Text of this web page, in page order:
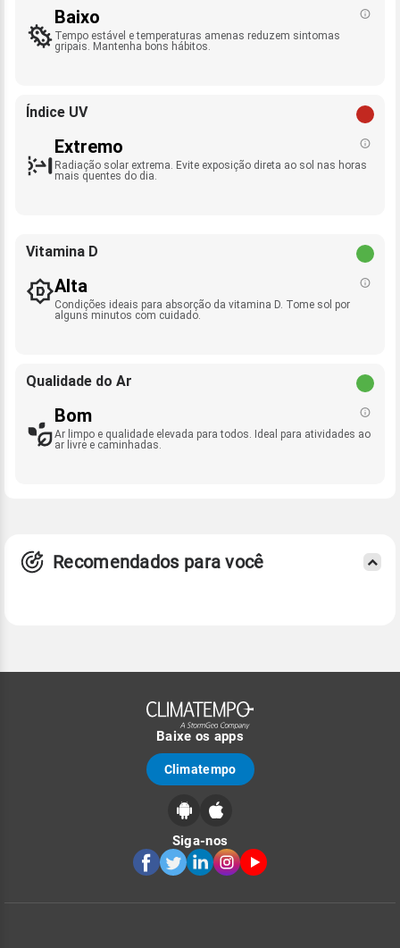
Baixo
Tempo estável e temperaturas amenas reduzem sintomas
gripais. Mantenha bons hábitos.
Índice UV
Extremo
Radiação solar extrema. Evite exposição direta ao sol nas horas
mais quentes do dia.
Vitamina D
Alta
Condições ideais para absorção da vitamina D. Tome sol por
alguns minutos com cuidado.
Qualidade do Ar
Bom
Ar limpo e qualidade elevada para todos. Ideal para atividades ao
ar livre e caminhadas.
Recomendados para você
Baixe os apps
Climatempo
Siga-nos